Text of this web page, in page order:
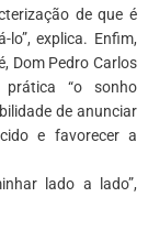
de que é
explica. Enfim,
Dom Pedro Carlos
prática “o sonho
de anunciar
e favorecer a
lado a lado”,